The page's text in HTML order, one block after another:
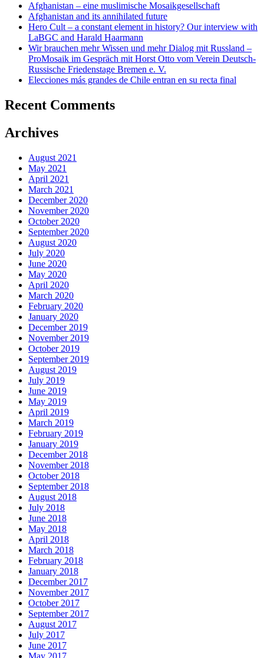
Afghanistan – eine muslimische Mosaikgesellschaft
Afghanistan and its annihilated future
Hero Cult – a constant element in history? Our interview with
LaBGC and Harald Haarmann
Wir brauchen mehr Wissen und mehr Dialog mit Russland –
ProMosaik im Gespräch mit Horst Otto vom Verein Deutsch-
Russische Friedenstage Bremen e. V.
Elecciones más grandes de Chile entran en su recta final
Recent Comments
Archives
August 2021
May 2021
April 2021
March 2021
December 2020
November 2020
October 2020
September 2020
August 2020
July 2020
June 2020
May 2020
April 2020
March 2020
February 2020
January 2020
December 2019
November 2019
October 2019
September 2019
August 2019
July 2019
June 2019
May 2019
April 2019
March 2019
February 2019
January 2019
December 2018
November 2018
October 2018
September 2018
August 2018
July 2018
June 2018
May 2018
April 2018
March 2018
February 2018
January 2018
December 2017
November 2017
October 2017
September 2017
August 2017
July 2017
June 2017
May 2017